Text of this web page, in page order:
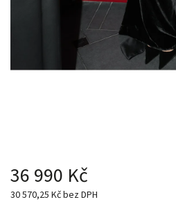
36 990 Kč
30 570,25 Kč bez DPH